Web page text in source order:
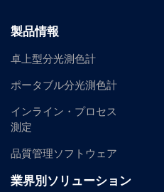
製品情報
卓上型分光測色計
ポータブル分光測色計
インライン・プロセス
測定
品質管理ソフトウェア
業界別ソリューション